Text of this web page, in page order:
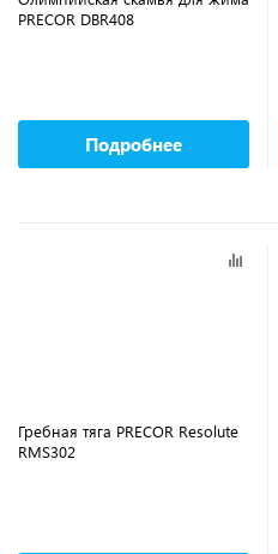
PRECOR DBR408
Подробнее
Гребная тяга PRECOR Resolute
RMS302